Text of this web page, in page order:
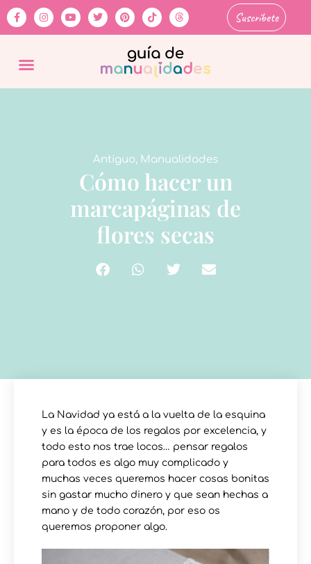
Suscríbete
Antiguo, Manualidades
Cómo hacer un
marcapáginas de
flores secas
La Navidad ya está a la vuelta de la esquina
y es la época de los regalos por excelencia, y
todo esto nos trae locos… pensar regalos
para todos es algo muy complicado y
muchas veces queremos hacer cosas bonitas
sin gastar mucho dinero y que sean hechas a
mano y de todo corazón, por eso os
queremos proponer algo.